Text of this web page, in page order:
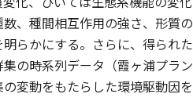
、種間相互作用の強さ、形質の
らかにする。さらに、得られた
の時系列データ（霞ヶ浦プラン
変動をもたらした環境駆動因を